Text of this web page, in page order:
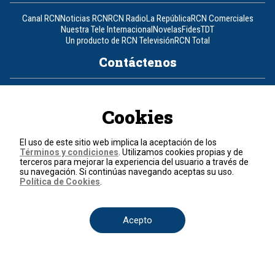
Canal RCNNoticias RCNRCN RadioLa RepúblicaRCN Comerciales
Nuestra Tele InternacionalNovelasFidesTDT
Un producto de RCN TelevisiónRCN Total
Contáctenos
Política de datos personales
Términos y condiciones
© 2026, RCN Medios.
Todos los derechos reservados.
Organización Ardila Lülle - www.oal.com.co
Cookies
El uso de este sitio web implica la aceptación de los
Términos y condiciones . Utilizamos cookies propias y de
terceros para mejorar la experiencia del usuario a través de
su navegación. Si continúas navegando aceptas su uso.
Política de Cookies
Acepto